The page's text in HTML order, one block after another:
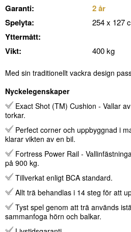
Garanti:
2 år
Spelyta:
254 x 127
Yttermått:
Vikt:
400 kg
Med sin traditionellt vackra design
Nyckelegenskaper
Exact Shot (TM) Cushion - Vallar
torkar.
Perfect corner och uppbyggnad i
klarar vikten av en bil.
Fortress Power Rail -
på 900 kg.
Tillverkat enligt BCA standard.
Allt trä behandlas i 14 steg för att
Tyst spel genom att trä används
sammanfoga hörn och balkar.